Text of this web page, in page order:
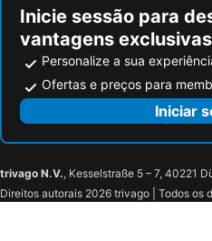
Hotel Atrium by Happyculture
Campanile
Ibis Acheres St Germain En Laye
Holiday Inn Express Paris - Poissy By Ihg
B&B HOTEL Orgeval
Inicie sessão para
vantagens
Personalize a sua
Ofertas e preços para
Iniciar
trivago N.V., Kesselstraße 5 – 7, 40221
Direitos autorais 2026 trivago | Todos os